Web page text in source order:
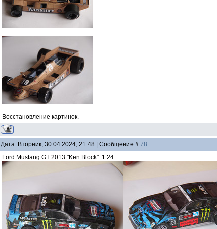
Восстановление картинок.
Дата: Вторник, 30.04.2024, 21:48 | Сообщение # 78
Ford Mustang GT 2013 "Ken Block". 1:24.